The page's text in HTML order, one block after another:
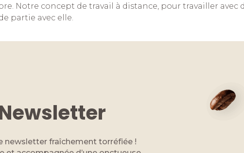
Notre concept de travail à distance, pour travailler avec
partie avec elle.
newsletter fraîchement torréfiée !